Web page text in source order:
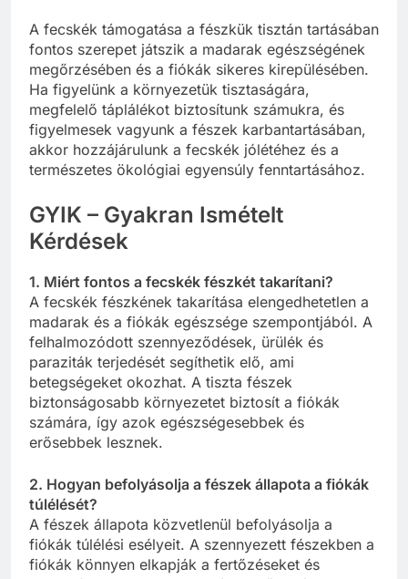
A fecskék támogatása a fészkük tisztán tartásában
fontos szerepet játszik a madarak egészségének
megőrzésében és a fiókák sikeres kirepülésében.
Ha figyelünk a környezetük tisztaságára,
megfelelő táplálékot biztosítunk számukra, és
figyelmesek vagyunk a fészek karbantartásában,
akkor hozzájárulunk a fecskék jólétéhez és a
természetes ökológiai egyensúly fenntartásához.
GYIK – Gyakran Ismételt
Kérdések
1. Miért fontos a fecskék fészkét takarítani?
A fecskék fészkének takarítása elengedhetetlen a
madarak és a fiókák egészsége szempontjából. A
felhalmozódott szennyeződések, ürülék és
paraziták terjedését segíthetik elő, ami
betegségeket okozhat. A tiszta fészek
biztonságosabb környezetet biztosít a fiókák
számára, így azok egészségesebbek és
erősebbek lesznek.
2. Hogyan befolyásolja a fészek állapota a fiókák
túlélését?
A fészek állapota közvetlenül befolyásolja a
fiókák túlélési esélyeit. A szennyezett fészekben a
fiókák könnyen elkapják a fertőzéseket és